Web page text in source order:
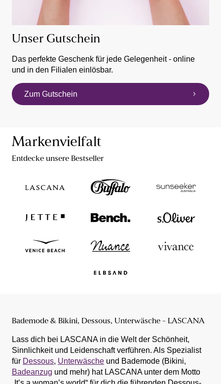
Unser Gutschein
Das perfekte Geschenk für jede Gelegenheit - online
und in den Filialen einlösbar.
Zum Gutschein
Markenvielfalt
Entdecke unsere Bestseller
Bademode & Bikini, Dessous, Unterwäsche - LASCANA
Lass dich bei LASCANA in die Welt der Schönheit,
Sinnlichkeit und Leidenschaft verführen. Als Spezialist
für Dessous, Unterwäsche und Bademode (Bikini,
Badeanzug und mehr) hat LASCANA unter dem Motto